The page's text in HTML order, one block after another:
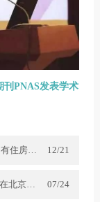
刊PNAS发表学术
2017中国城镇住房空置分析：超20%的城镇自有住房未充分使用 12/21
第二批“北京住房情况调查”项目访员培训工作在北京开展 07/24